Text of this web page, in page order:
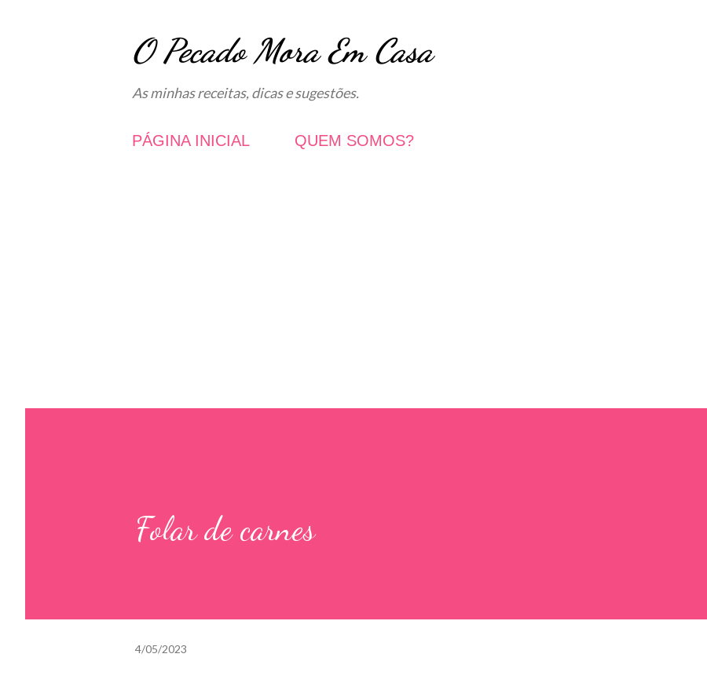
O Pecado Mora Em Casa
As minhas receitas, dicas e sugestões.
PÁGINA INICIAL QUEM SOMOS?
Folar de carnes
4/05/2023